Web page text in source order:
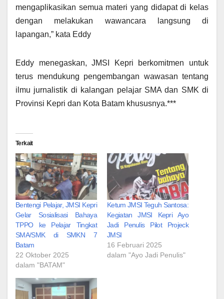
mengaplikasikan semua materi yang didapat di kelas
dengan melakukan wawancara langsung di
lapangan,” kata Eddy
Eddy menegaskan, JMSI Kepri berkomitmen untuk
terus mendukung pengembangan wawasan tentang
ilmu jurnalistik di kalangan pelajar SMA dan SMK di
Provinsi Kepri dan Kota Batam khususnya.***
Terkait
Bentengi Pelajar, JMSI Kepri
Gelar Sosialisasi Bahaya
TPPO ke Pelajar Tingkat
SMA/SMK di SMKN 7
Batam
22 Oktober 2025
dalam "BATAM"
Ketum JMSI Teguh Santosa:
Kegiatan JMSI Kepri Ayo
Jadi Penulis Pilot Projeck
JMSI
16 Februari 2025
dalam "Ayo Jadi Penulis"